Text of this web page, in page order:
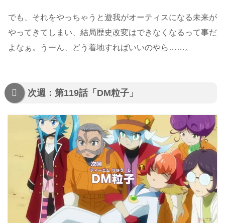
でも、それをやっちゃうと遊我がオーティスになる未来が
やってきてしまい、結局歴史改変はできなくなるって事だ
よなぁ。うーん、どう着地すればいいのやら……。
次週：第119話「DM粒子」